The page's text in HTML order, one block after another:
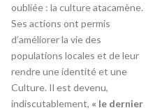
oubliée : la culture atacamène.
Ses actions ont permis
d’améliorer la vie des
populations locales et de leur
rendre une identité et une
Culture. Il est devenu,
indiscutablement, « le dernier